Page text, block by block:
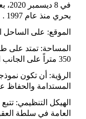
في
بحري منذ عام 1997
.
الموقع: على الساحل
350 متراً على الجانب البحري
الرؤية: أن تكون
المستدامة والحفاظ
الهيكل التنظيمي:
العامة في سلطة